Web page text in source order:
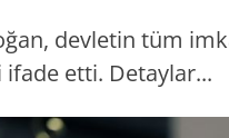
devletin tüm
etti. Detaylar...